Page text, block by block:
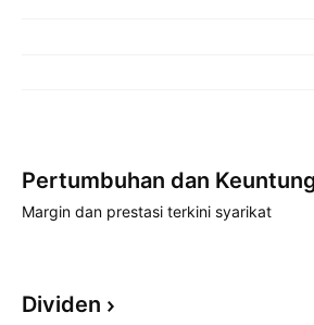
Pertumbuhan dan
Margin dan prestasi terkini syarikat
Dividen